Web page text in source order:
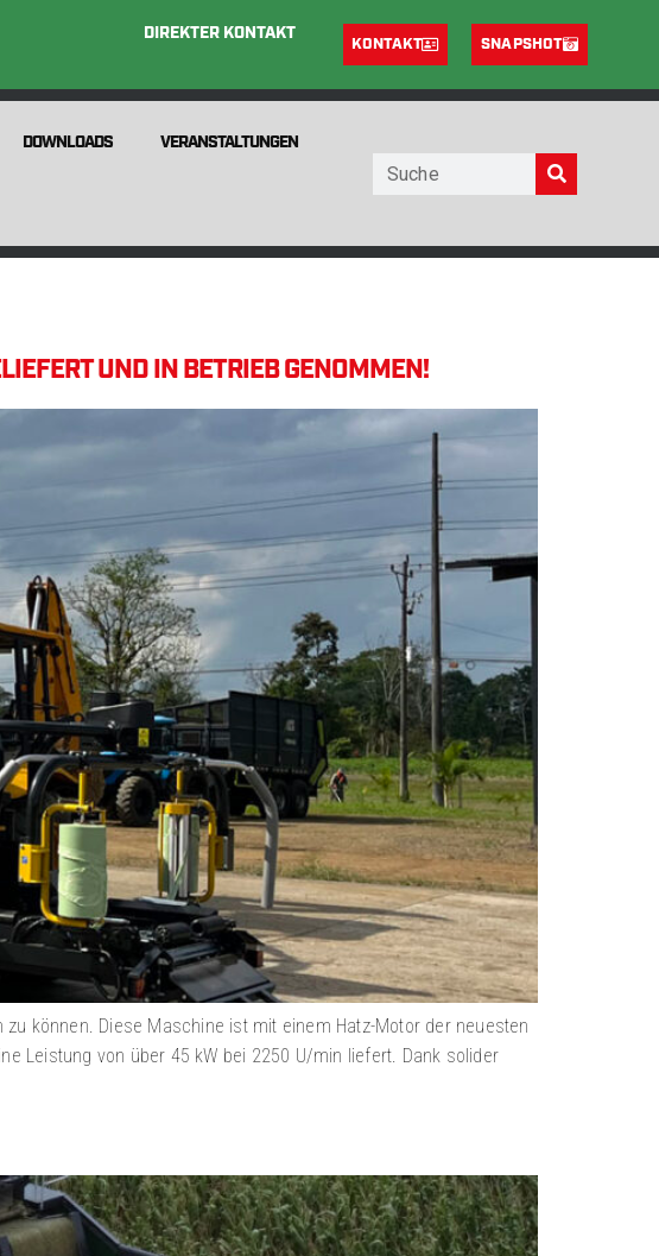
DIREKTER KONTAKT
KONTAKT SNAPSHOT
DOWNLOADS VERANSTALTUNGEN
UND IN BETRIEB GENOMMEN!
können. Diese Maschine ist mit einem Hatz-Motor der neuesten
Leistung von über 45 kW bei 2250 U/min liefert. Dank solider